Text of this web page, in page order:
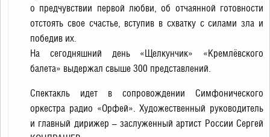
о предчувствии первой любви, об отчаянной готовности
отстоять свое счастье, вступив в схватку с силами зла и
победив их.
На сегодняшний день «Щелкунчик» «Кремлёвского
балета» выдержал свыше 300 представлений.
Спектакль идет в сопровождении Симфонического
оркестра радио «Орфей». Художественный руководитель
и главный дирижер – заслуженный артист России Сергей